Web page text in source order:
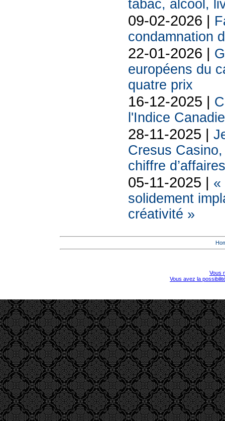
tabac, alcool,
09-02-2026 |
condamnation
22-01-2026 |
européens du
quatre prix
16-12-2025 |
l'Indice
28-11-2025 |
Cresus
chiffre d’affaires
05-11-2025 | «
solidement
créativité »
Vous
Vous avez la